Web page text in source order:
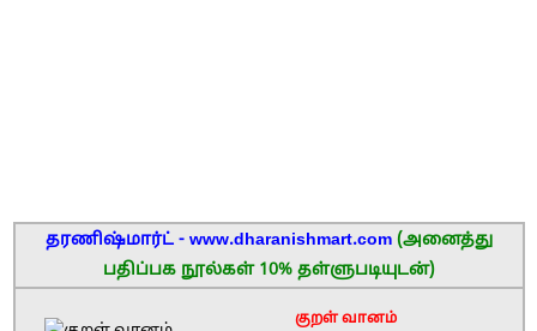
தரணிஷ்மார்ட் - www.dharanishmart.com (அனைத்து
பதிப்பக நூல்கள் 10% தள்ளுபடியுடன்)
குறள் வானம்